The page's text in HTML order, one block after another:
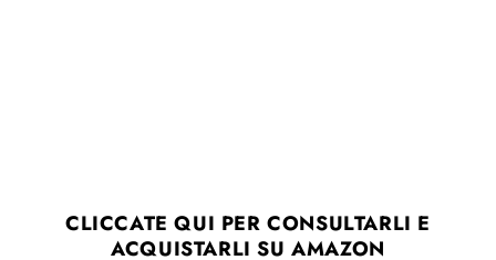
CLICCATE QUI PER CONSULTARLI E
ACQUISTARLI SU AMAZON